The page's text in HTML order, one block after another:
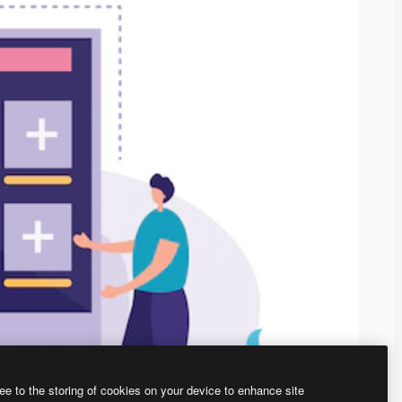
to the storing of cookies on your device to enhance site